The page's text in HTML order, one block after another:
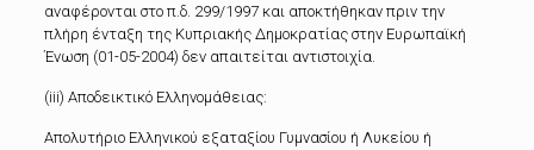
αναφέρονται στο π.δ. 299/1997 και αποκτήθηκαν πριν την
πλήρη ένταξη της Κυπριακής Δημοκρατίας στην Ευρωπαϊκή
Ένωση (01-05-2004) δεν απαιτείται αντιστοιχία.
(iii) Αποδεικτικό Ελληνομάθειας:
Απολυτήριο Ελληνικού εξαταξίου Γυμνασίου ή Λυκείου ή